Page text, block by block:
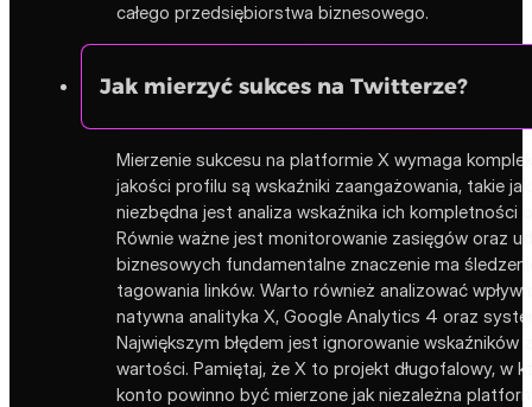
całego przedsiębiorstwa biznesowego.
Jak mierzyć sukces na Twitterze?
Mierzenie sukcesu na platformie X wymaga
jakości profilu są wskaźniki zaangażowania, takie
niezbędna jest analiza wskaźnika ich
Równie ważne jest monitorowanie zasięgów oraz
biznesowych fundamentalne znaczenie ma
tagowania linków. Warto również analizować
natywna analityka X, Google Analytics 4 oraz
Największym błędem jest ignorowanie
wartości. Pamiętaj, że X to projekt długofalowy, w
konto powinno być mierzone jak niezależna